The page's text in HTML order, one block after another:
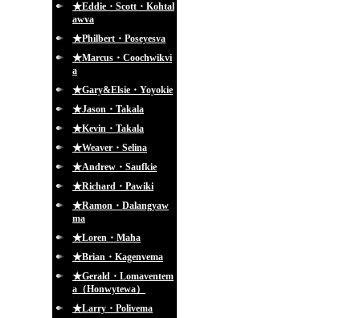
★Eddie・Scott・Kohtal
awva
★Philbert・Poseyesva
★Marcus・Coochwikvi
a
★Gary&Elsie・Yoyokie
★Jason・Takala
★Kevin・Takala
★Weaver・Selina
★Andrew・Saufkie
★Richard・Pawiki
★Ramon・Dalangyaw
ma
★Loren・Maha
★Brian・Kagenvema
★Gerald・Lomaventem
a（Honwytewa）
★Larry・Polivema